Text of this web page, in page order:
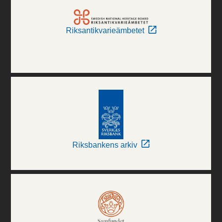
Riksantikvarieämbetet
Riksbankens arkiv